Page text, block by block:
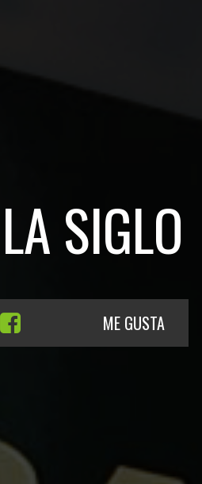
SIGLO
ME GUSTA